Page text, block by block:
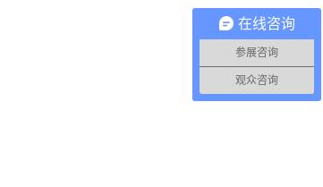
在线咨询
参展咨询
观众咨询